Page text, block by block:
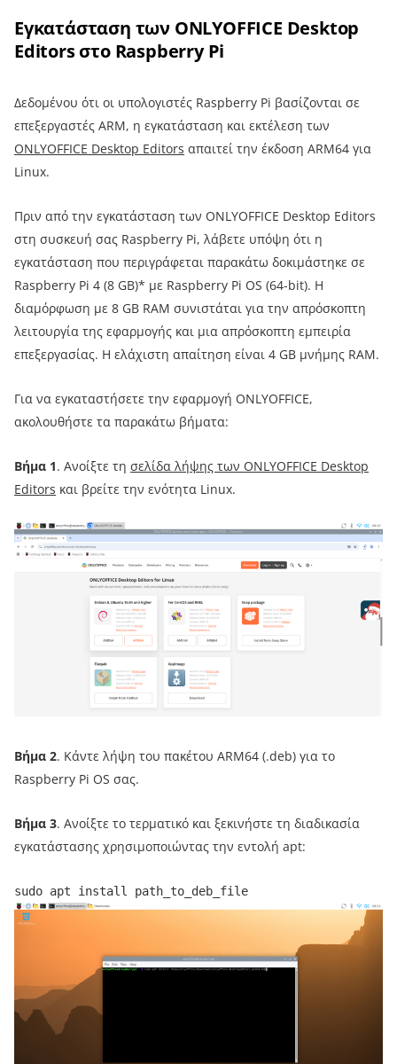
Εγκατάσταση των ONLYOFFICE Desktop
Editors στο Raspberry Pi
Δεδομένου ότι οι υπολογιστές Raspberry Pi βασίζονται σε
επεξεργαστές ARM, η εγκατάσταση και εκτέλεση των
ONLYOFFICE Desktop Editors απαιτεί την έκδοση ARM64 για
Linux.
Πριν από την εγκατάσταση των ONLYOFFICE Desktop Editors
στη συσκευή σας Raspberry Pi, λάβετε υπόψη ότι η
εγκατάσταση που περιγράφεται παρακάτω δοκιμάστηκε σε
Raspberry Pi 4 (8 GB)* με Raspberry Pi OS (64-bit). Η
διαμόρφωση με 8 GB RAM συνιστάται για την απρόσκοπτη
λειτουργία της εφαρμογής και μια απρόσκοπτη εμπειρία
επεξεργασίας. Η ελάχιστη απαίτηση είναι 4 GB μνήμης RAM.
Για να εγκαταστήσετε την εφαρμογή ONLYOFFICE,
ακολουθήστε τα παρακάτω βήματα:
Βήμα 1. Ανοίξτε τη σελίδα λήψης των ONLYOFFICE Desktop
Editors και βρείτε την ενότητα Linux.
Βήμα 2. Κάντε λήψη του πακέτου ARM64 (.deb) για το
Raspberry Pi OS σας.
Βήμα 3. Ανοίξτε το τερματικό και ξεκινήστε τη διαδικασία
εγκατάστασης χρησιμοποιώντας την εντολή apt:
sudo apt install path_to_deb_file